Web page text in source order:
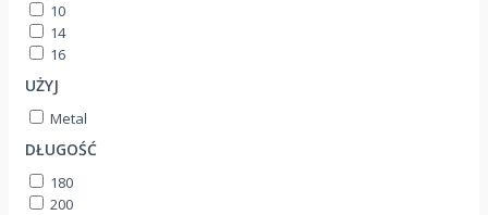
10
14
16
UŻYJ
Metal
DŁUGOŚĆ
180
200